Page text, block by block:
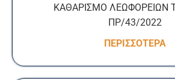
ΚΑΘΑΡΙΣΜΟ ΛΕΩΦΟΡΕΙΩΝ
ΠΡ/43/2022
ΠΕΡΙΣΣΟΤΕΡΑ